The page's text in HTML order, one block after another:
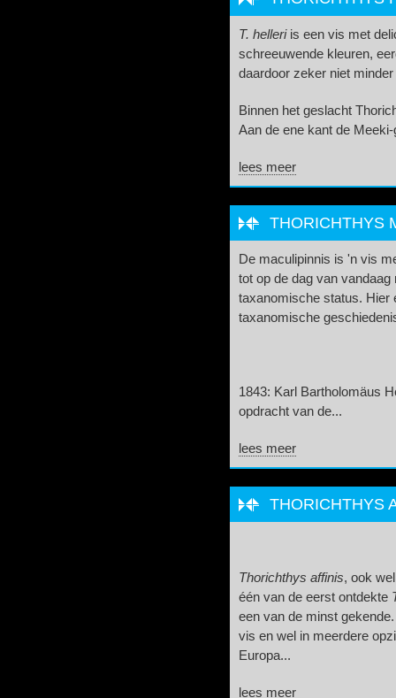
T. helleri is een vis met
schreeuwende kleuren,
daardoor zeker niet
Binnen het geslacht
Aan de ene kant de
lees meer
THORICHTHYS
De maculipinnis is 'n vis
tot op de dag van vandaag
taxanomische status. Hier
taxanomische
1843: Karl Bartholomäus
opdracht van de...
lees meer
THORICHTHYS
Thorichthys affinis, ook
één van de eerst ontdekte
een van de minst
vis en wel in meerdere
Europa...
lees meer